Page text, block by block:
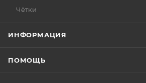
Чётки
ИНФОРМАЦИЯ
ПОМОЩЬ